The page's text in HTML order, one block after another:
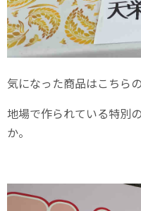
気になった商品はこちら
地場で作られている特別
か。